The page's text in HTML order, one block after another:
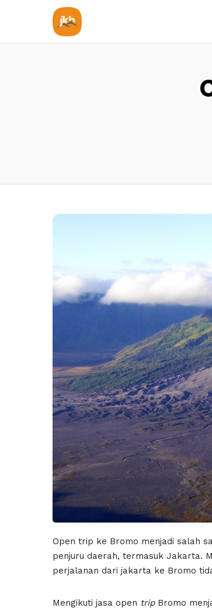
Open trip ke Bromo menjadi salah
penjuru daerah, termasuk Jakarta.
perjalanan dari jakarta ke Bromo
Mengikuti jasa open tripBromo